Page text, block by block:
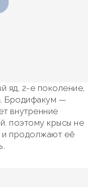
яд, 2-е поколение,
Бродифакум —
внутренние
поэтому крысы не
и продолжают её